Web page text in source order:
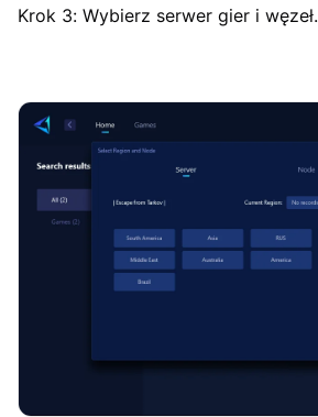
Krok 3: Wybierz serwer gier i węzeł.